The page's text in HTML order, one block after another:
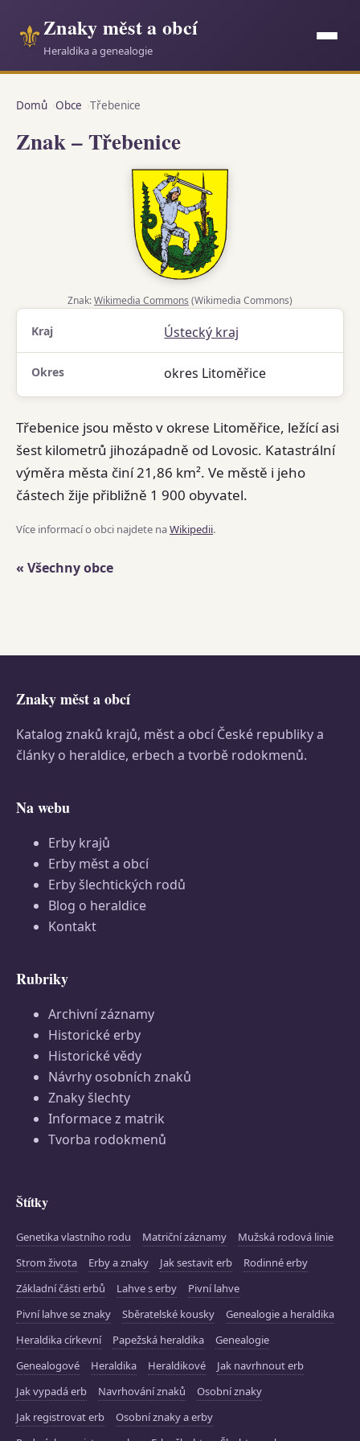
⚜Znaky měst a obcí
Heraldika a genealogie
Domů Obce Třebenice
Znak – Třebenice
Znak:Wikimedia Commons (Wikimedia Commons)
Kraj Ústecký kraj
Okres okres Litoměřice
Třebenice jsou město v okrese Litoměřice, ležící asi
šest kilometrů jihozápadně od Lovosic. Katastrální
výměra města činí 21,86 km². Ve městě i jeho
částech žije přibližně 1 900 obyvatel.
Více informací o obci najdete naWikipedii.
« Všechny obce
Znaky měst a obcí
Katalog znaků krajů, měst a obcí České republiky a
články o heraldice, erbech a tvorbě rodokmenů.
Na webu
Erby krajů
Erby měst a obcí
Erby šlechtických rodů
Blog o heraldice
Kontakt
Rubriky
Archivní záznamy
Historické erby
Historické vědy
Návrhy osobních znaků
Znaky šlechty
Informace z matrik
Tvorba rodokmenů
Štítky
Genetika vlastního rodu Matriční záznamy
Mužská rodová linie
Strom života
Erby a znaky Jak sestavit erb
Rodinné erby
Základní části erbů
Lahve s erby
Pivní lahve
Pivní lahve se znaky
Sběratelské kousky
Genealogie a heraldika
Heraldika církevní
Papežská heraldika
Genealogie
Genealogové
Heraldika Heraldikové
Jak navrhnout erb
Jak vypadá erb
Navrhování znaků
Osobní znaky
Jak registrovat erb
Osobní znaky a erby